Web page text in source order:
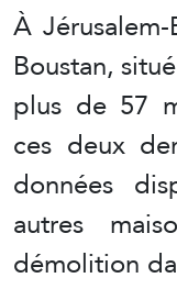
À
Boustan,
plus de 57
ces deux
données
autres
démolition